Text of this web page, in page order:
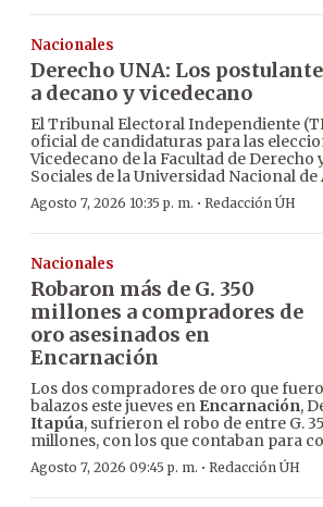
Nacionales
Derecho UNA: Los
a decano y vicedecano
El Tribunal Electoral Independiente
oficial de candidaturas para las
Vicedecano de la Facultad de Derecho
Sociales de la Universidad Nacional
Agosto 7, 2026 10:35 p. m. · Redacción ÚH
Nacionales
Robaron más de G. 350
millones a compradores de
oro asesinados en
Encarnación
Los dos compradores de oro que
balazos este jueves en Encarnación,
Itapúa, sufrieron el robo de entre G.
millones, con los que contaban para
Agosto 7, 2026 09:45 p. m. · Redacción ÚH